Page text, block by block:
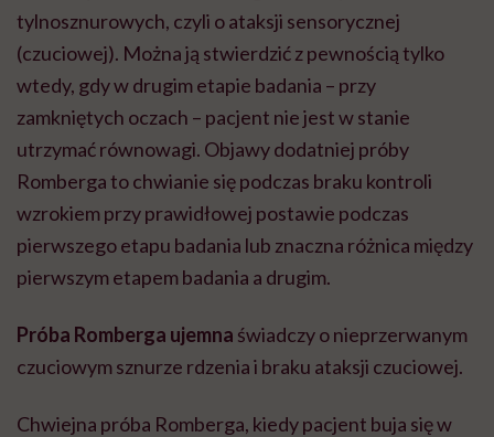
tylnosznurowych, czyli o ataksji sensorycznej
(czuciowej). Można ją stwierdzić z pewnością tylko
wtedy, gdy w drugim etapie badania – przy
zamkniętych oczach – pacjent nie jest w stanie
utrzymać równowagi. Objawy dodatniej próby
Romberga to chwianie się podczas braku kontroli
wzrokiem przy prawidłowej postawie podczas
pierwszego etapu badania lub znaczna różnica między
pierwszym etapem badania a drugim.
Próba Romberga ujemna świadczy o nieprzerwanym
czuciowym sznurze rdzenia i braku ataksji czuciowej.
Chwiejna próba Romberga, kiedy pacjent buja się w